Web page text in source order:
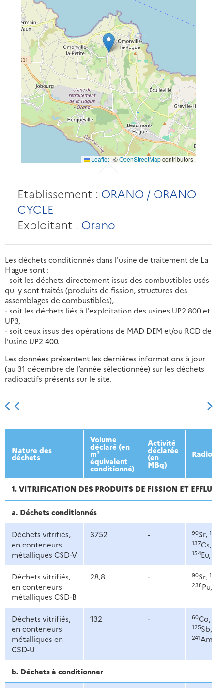
Leaflet | ©OpenStreetMapcontributors
Etablissement : ORANO / ORANO
CYCLE
Exploitant : Orano
Les déchets conditionnés dans l'usine de traitement de La
Hague sont :
- soit les déchets directement issus des combustibles usés
qui y sont traités (produits de fission, structures des
assemblages de combustibles),
- soit les déchets liés à l'exploitation des usines UP2 800 et
UP3,
- soit ceux issus des opérations de MAD DEM et/ou RCD de
l'usine UP2 400.
Les données présentent les dernières informations à jour
(au 31 décembre de l’année sélectionnée) sur les déchets
radioactifs présents sur le site.
2013 2014 2015 2016
Nature des
déchets
Volume
déclaré (en
m³
équivalent
conditionné)
Activité
déclarée
(en
MBq)
1. VITRIFICATION DES PRODUITS DE FISSION ET
a. Déchets conditionnés
Déchets vitrifiés,
en conteneurs
métalliques CSD-V
3752 - 90Sr,
137Cs,
154Eu,
Déchets vitrifiés,
en conteneurs
métalliques CSD-B
28,8 - 90Sr,
238Pu,
Déchets vitrifiés,
en conteneurs
métalliques en
CSD-U
132 - 60Co,
125Sb,
241Am
b. Déchets à conditionner